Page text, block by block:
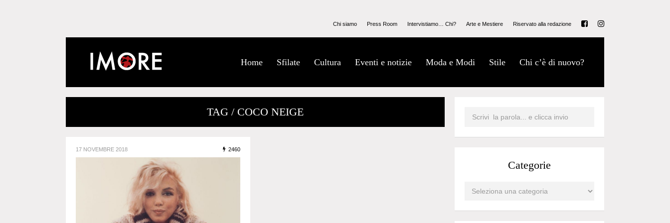
Chi siamo Press Room Intervistiamo… Chi? Arte e Mestiere Riservato alla redazione
Home Sfilate Cultura Eventi e notizie Moda e Modi Stile Chi c’è di nuovo?
TAG / COCO NEIGE
17 NOVEMBRE 2018 2460
Categorie